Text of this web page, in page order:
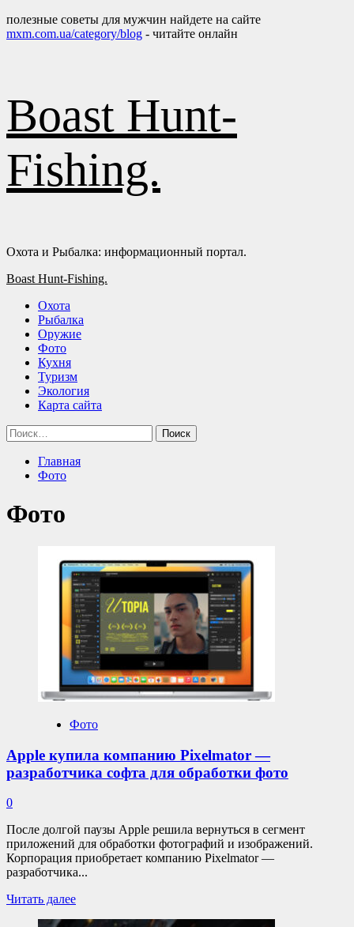
полезные советы для мужчин найдете на сайте
mxm.com.ua/category/blog - читайте онлайн
Boast Hunt-
Fishing.
Охота и Рыбалка: информационный портал.
Основное
Boast Hunt-Fishing.
Охота
Рыбалка
Оружие
Фото
Кухня
Туризм
Экология
Карта сайта
Найти:
Главная
Фото
Фото
Фото
Apple купила компанию Pixelmator —
разработчика софта для обработки фото
0
После долгой паузы Apple решила вернуться в сегмент
приложений для обработки фотографий и изображений.
Корпорация приобретает компанию Pixelmator —
разработчика...
Читать далееПрочитать